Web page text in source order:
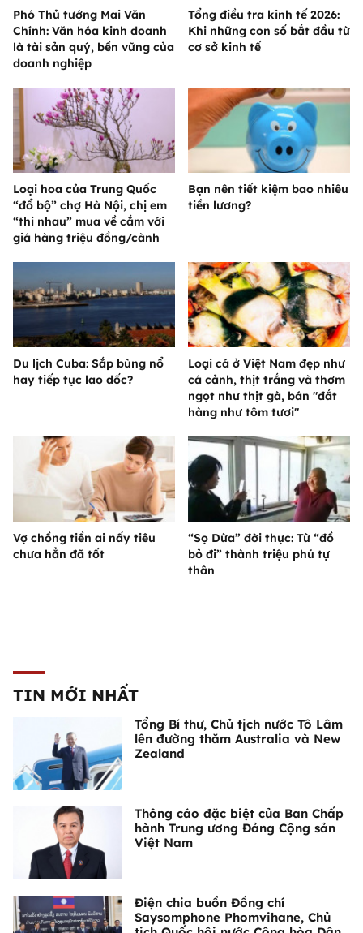
Phó Thủ tướng Mai Văn
Chính: Văn hóa kinh doanh
là tài sản quý, bền vững của
doanh nghiệp
Tổng điều tra kinh tế 2026:
Khi những con số bắt đầu từ
cơ sở kinh tế
Loại hoa của Trung Quốc
“đổ bộ” chợ Hà Nội, chị em
“thi nhau” mua về cắm với
giá hàng triệu đồng/cành
Bạn nên tiết kiệm bao nhiêu
tiền lương?
Du lịch Cuba: Sắp bùng nổ
hay tiếp tục lao dốc?
Loại cá ở Việt Nam đẹp như
cá cảnh, thịt trắng và thơm
ngọt như thịt gà, bán "đắt
hàng như tôm tươi"
Vợ chồng tiền ai nấy tiêu
chưa hẳn đã tốt
“Sọ Dừa” đời thực: Từ “đồ
bỏ đi” thành triệu phú tự
thân
TIN MỚI NHẤT
Tổng Bí thư, Chủ tịch nước Tô Lâm
lên đường thăm Australia và New
Zealand
Thông cáo đặc biệt của Ban Chấp
hành Trung ương Đảng Cộng sản
Việt Nam
Điện chia buồn Đồng chí
Saysomphone Phomvihane, Chủ